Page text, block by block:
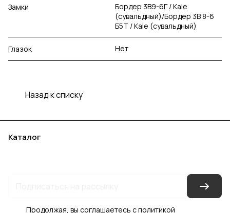
Замки
Бордер 3В9-6Г / Kale
(сувальдный)/Бордер 3В 8-6
Б5Т / Kale (сувальдный)
Глазок Нет
Назад к списку
Каталог
Продолжая, вы соглашаетесь сполитикой